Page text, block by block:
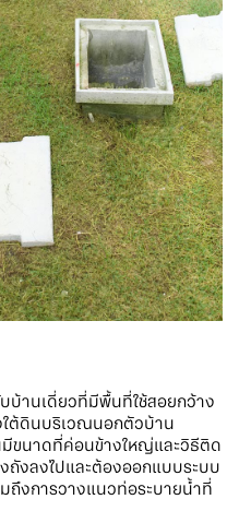
บ้านเดี่ยวที่มีพื้นที่ใช้สอยกว้าง
ต้ดินบริเวณนอกตัวบ้าน
ขนาดที่ค่อนข้างใหญ่และวิธีติด
ถังลงไปและต้องออกแบบระบบ
ถึงการวางแนวท่อระบายน้ำที่